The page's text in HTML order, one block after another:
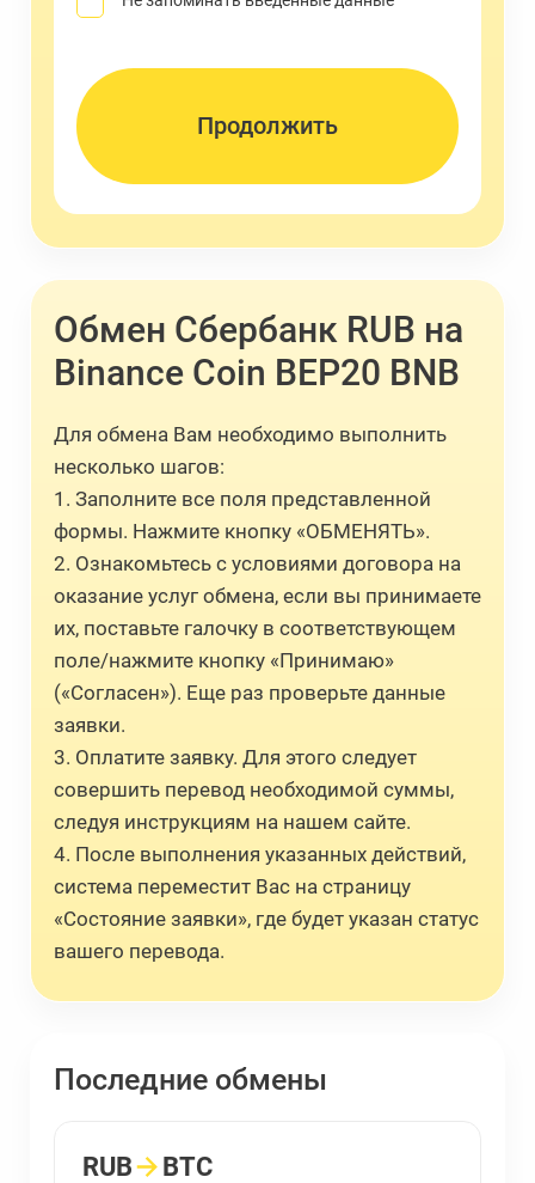
Обмен Сбербанк RUB на
Binance Coin BEP20 BNB
Для обмена Вам необходимо выполнить
несколько шагов:
1. Заполните все поля представленной
формы. Нажмите кнопку «ОБМЕНЯТЬ».
2. Ознакомьтесь с условиями договора на
оказание услуг обмена, если вы принимаете
их, поставьте галочку в соответствующем
поле/нажмите кнопку «Принимаю»
(«Согласен»). Еще раз проверьте данные
заявки.
3. Оплатите заявку. Для этого следует
совершить перевод необходимой суммы,
следуя инструкциям на нашем сайте.
4. После выполнения указанных действий,
система переместит Вас на страницу
«Состояние заявки», где будет указан статус
вашего перевода.
Последние обмены
RUB→BTC